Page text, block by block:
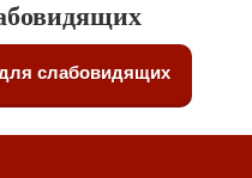
слабовидящих